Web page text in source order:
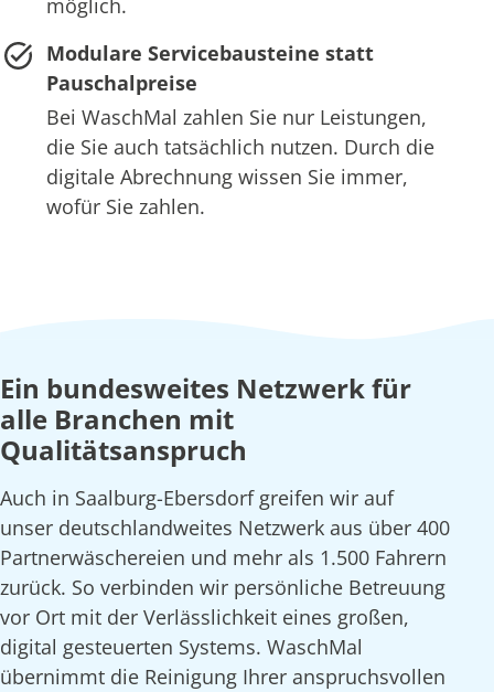
möglich.
Modulare Servicebausteine statt
Pauschalpreise
Bei WaschMal zahlen Sie nur Leistungen,
die Sie auch tatsächlich nutzen. Durch die
digitale Abrechnung wissen Sie immer,
wofür Sie zahlen.
Ein bundesweites Netzwerk für
alle Branchen mit
Qualitätsanspruch
Auch in Saalburg-Ebersdorf greifen wir auf
unser deutschlandweites Netzwerk aus über 400
Partnerwäschereien und mehr als 1.500 Fahrern
zurück. So verbinden wir persönliche Betreuung
vor Ort mit der Verlässlichkeit eines großen,
digital gesteuerten Systems. WaschMal
übernimmt die Reinigung Ihrer anspruchsvollen